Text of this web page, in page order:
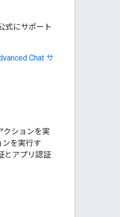
式にサポート
Chat サ
クションを実
ンを実行す
とアプリ認証